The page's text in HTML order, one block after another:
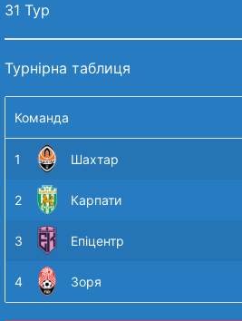
31 Тур
Турнірна таблиця
Команда
1 Шахтар
2 Карпати
3 Епіцентр
4 Зоря